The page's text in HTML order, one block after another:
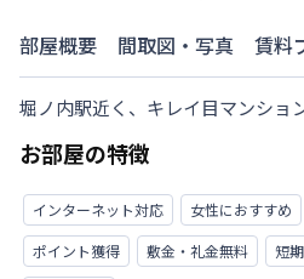
部屋概要 間取図・写真 賃料
堀ノ内駅近く、キレイ目マンショ
お部屋の特徴
インターネット対応 女性におすすめ
ポイント獲得
敷金・礼金無料 短